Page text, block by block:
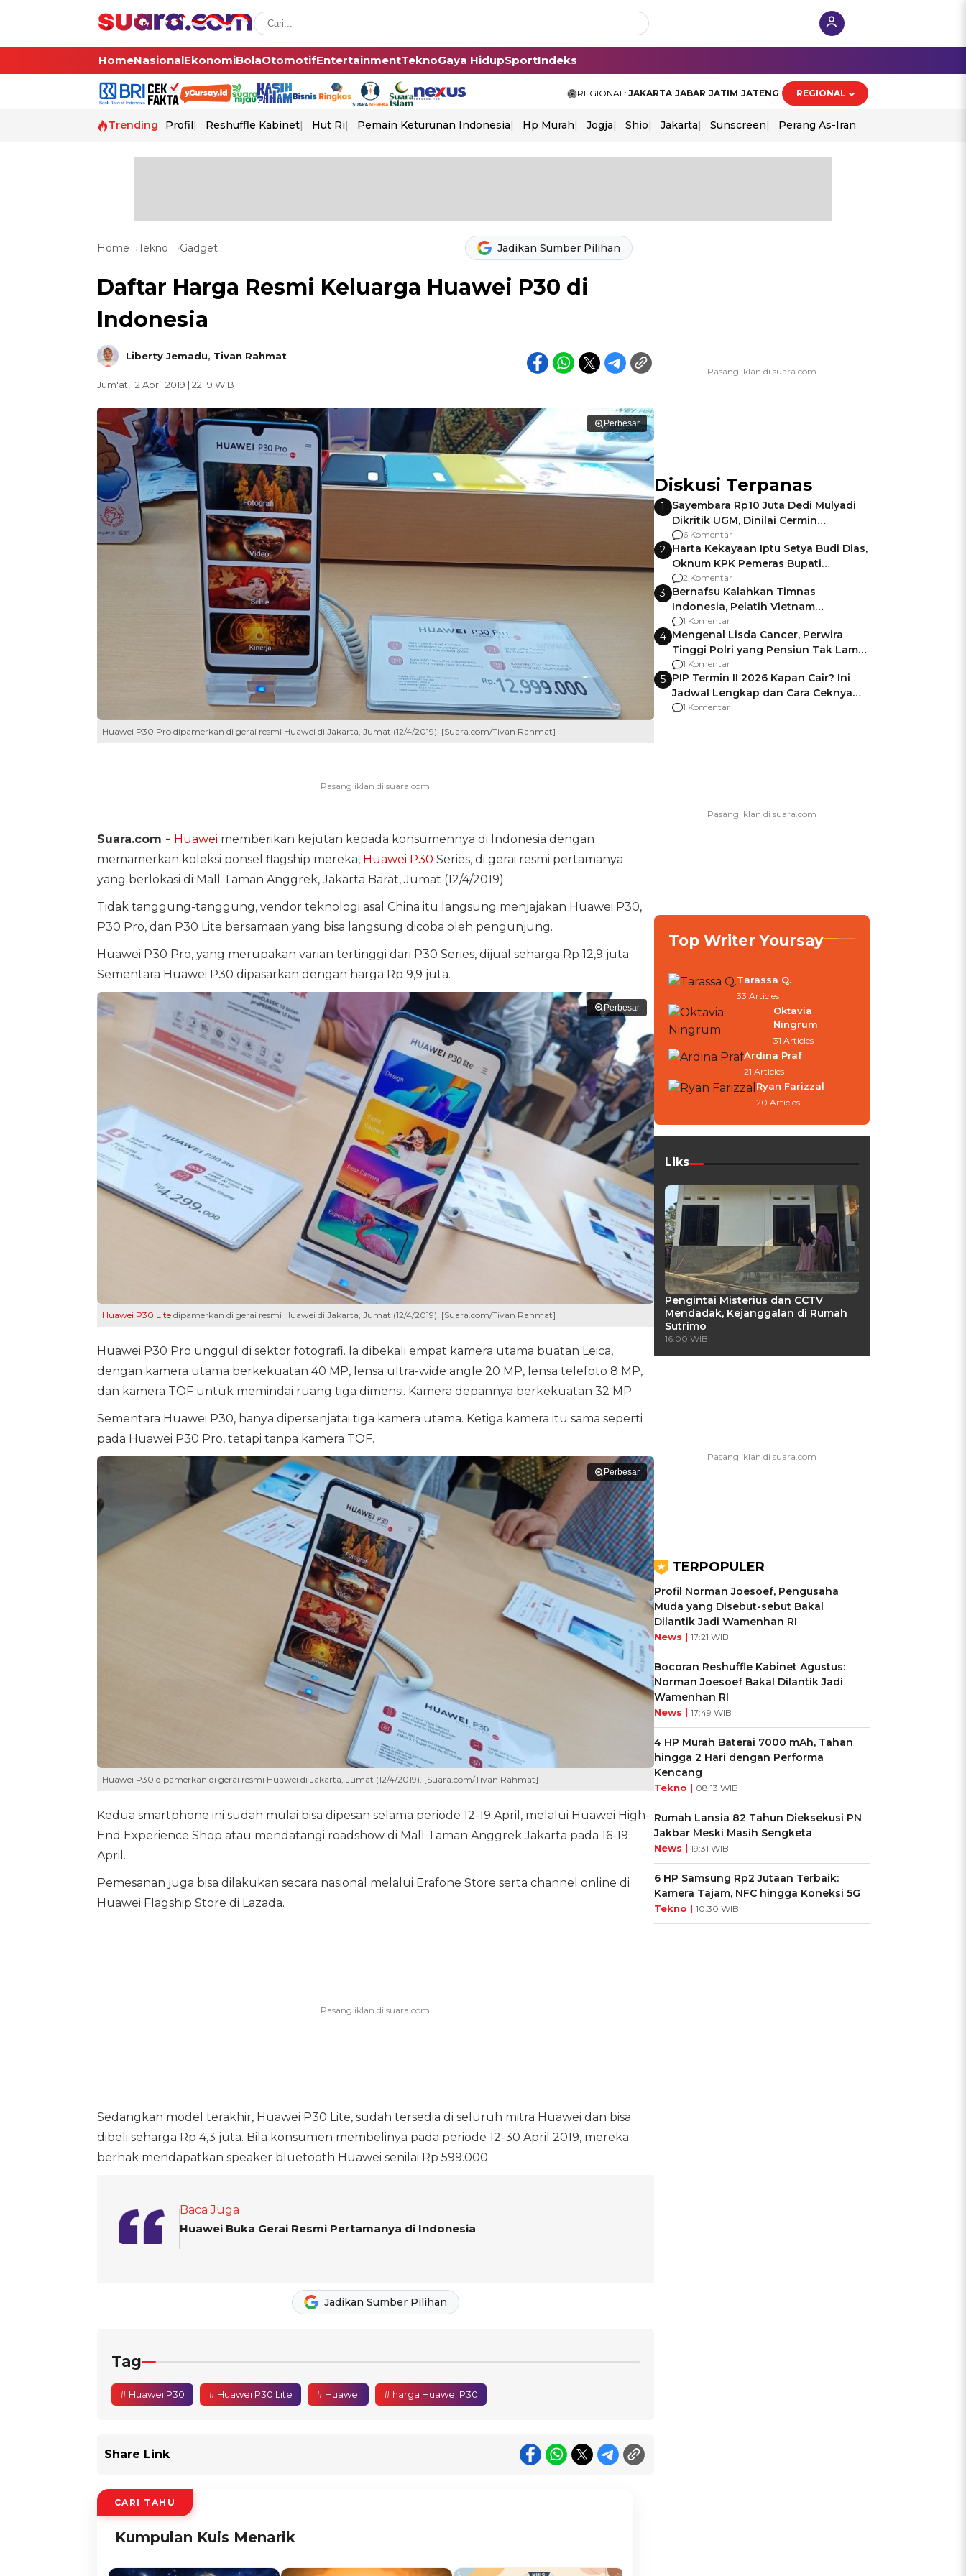
HomeNasionalEkonomiBolaOtomotifEntertainmentTeknoGaya HidupSportIndeks
REGIONAL: JAKARTA JABAR JATIM JATENG REGIONAL
Trending Profil Reshuffle Kabinet Hut Ri Pemain Keturunan Indonesia Hp Murah Jogja Shio Jakarta Sunscreen Perang As-Iran
Home Tekno Gadget Jadikan Sumber Pilihan
Daftar Harga Resmi Keluarga Huawei P30 di
Indonesia
Liberty Jemadu, Tivan Rahmat
Jum'at, 12 April 2019 | 22:19 WIB
Perbesar
Huawei P30 Pro dipamerkan di gerai resmi Huawei di Jakarta, Jumat (12/4/2019). [Suara.com/Tivan Rahmat]
Suara.com - Huawei memberikan kejutan kepada konsumennya di Indonesia dengan
memamerkan koleksi ponsel flagship mereka, Huawei P30 Series, di gerai resmi pertamanya
yang berlokasi di Mall Taman Anggrek, Jakarta Barat, Jumat (12/4/2019).
Tidak tanggung-tanggung, vendor teknologi asal China itu langsung menjajakan Huawei P30,
P30 Pro, dan P30 Lite bersamaan yang bisa langsung dicoba oleh pengunjung.
Huawei P30 Pro, yang merupakan varian tertinggi dari P30 Series, dijual seharga Rp 12,9 juta.
Sementara Huawei P30 dipasarkan dengan harga Rp 9,9 juta.
Perbesar
Huawei P30 Litedipamerkan di gerai resmi Huawei di Jakarta, Jumat (12/4/2019). [Suara.com/Tivan Rahmat]
Huawei P30 Pro unggul di sektor fotografi. Ia dibekali empat kamera utama buatan Leica,
dengan kamera utama berkekuatan 40 MP, lensa ultra-wide angle 20 MP, lensa telefoto 8 MP,
dan kamera TOF untuk memindai ruang tiga dimensi. Kamera depannya berkekuatan 32 MP.
Sementara Huawei P30, hanya dipersenjatai tiga kamera utama. Ketiga kamera itu sama seperti
pada Huawei P30 Pro, tetapi tanpa kamera TOF.
Perbesar
Huawei P30 dipamerkan di gerai resmi Huawei di Jakarta, Jumat (12/4/2019). [Suara.com/Tivan Rahmat]
Kedua smartphone ini sudah mulai bisa dipesan selama periode 12-19 April, melalui Huawei High-
End Experience Shop atau mendatangi roadshow di Mall Taman Anggrek Jakarta pada 16-19
April.
Pemesanan juga bisa dilakukan secara nasional melalui Erafone Store serta channel online di
Huawei Flagship Store di Lazada.
Sedangkan model terakhir, Huawei P30 Lite, sudah tersedia di seluruh mitra Huawei dan bisa
dibeli seharga Rp 4,3 juta. Bila konsumen membelinya pada periode 12-30 April 2019, mereka
berhak mendapatkan speaker bluetooth Huawei senilai Rp 599.000.
Baca Juga
Huawei Buka Gerai Resmi Pertamanya di Indonesia
Jadikan Sumber Pilihan
Tag
# Huawei P30 # Huawei P30 Lite # Huawei # harga Huawei P30
Share Link
CARI TAHU
Kumpulan Kuis Menarik
Diskusi Terpanas
1
Sayembara Rp10 Juta Dedi Mulyadi
Dikritik UGM, Dinilai Cermin
Gagalnya Negara Jamin Keamanan
6 Komentar
2 Harta Kekayaan Iptu Setya Budi Dias,
Oknum KPK Pemeras Bupati
Pemalang
2 Komentar
3 Bernafsu Kalahkan Timnas
Indonesia, Pelatih Vietnam
Berencana Pakai Jimat di Pakansari
1 Komentar
4 Mengenal Lisda Cancer, Perwira
Tinggi Polri yang Pensiun Tak Lama
Usai Jadi Brigjen
1 Komentar
5 PIP Termin II 2026 Kapan Cair? Ini
Jadwal Lengkap dan Cara Ceknya
agar Dana Tidak Hangus!
1 Komentar
Top Writer Yoursay
Tarassa Q.
33 Articles
Oktavia
Ningrum
31 Articles
Ardina Praf
21 Articles
Ryan Farizzal
20 Articles
Liks
Pengintai Misterius dan CCTV
Mendadak, Kejanggalan di Rumah
Sutrimo
16:00 WIB
TERPOPULER
Profil Norman Joesoef, Pengusaha
Muda yang Disebut-sebut Bakal
Dilantik Jadi Wamenhan RI
News | 17:21 WIB
Bocoran Reshuffle Kabinet Agustus:
Norman Joesoef Bakal Dilantik Jadi
Wamenhan RI
News | 17:49 WIB
4 HP Murah Baterai 7000 mAh, Tahan
hingga 2 Hari dengan Performa
Kencang
Tekno | 08:13 WIB
Rumah Lansia 82 Tahun Dieksekusi PN
Jakbar Meski Masih Sengketa
News | 19:31 WIB
6 HP Samsung Rp2 Jutaan Terbaik:
Kamera Tajam, NFC hingga Koneksi 5G
Tekno | 10:30 WIB